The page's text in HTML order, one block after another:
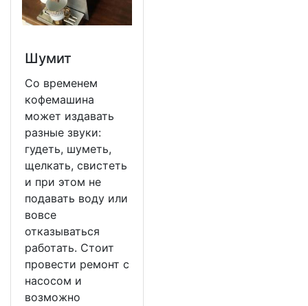
Шумит
Со временем
кофемашина
может издавать
разные звуки:
гудеть, шуметь,
щелкать, свистеть
и при этом не
подавать воду или
вовсе
отказываться
работать. Стоит
провести ремонт с
насосом и
возможно